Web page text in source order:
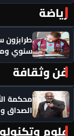
رياضة
طرابزون
سنوي
فن وثقافة
محكمة
الصداق
علوم